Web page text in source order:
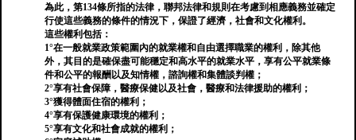
為此，第134條所指的法律，聯邦法律和規則在考慮到相應義務並確定
行使這些義務的條件的情況下，保證了經濟，社會和文化權利。
這些權利包括：
1°在一般就業政策範圍內的就業權和自由選擇職業的權利，除其他
外，其目的是確保盡可能穩定和高水平的就業水平，享有公平就業條
件和公平的報酬以及知情權，諮詢權和集體談判權；
2°享有社會保障，醫療保健以及社會，醫療和法律援助的權利；
3°獲得體面住宿的權利；
4°享有保護健康環境的權利；
5°享有文化和社會成就的權利；